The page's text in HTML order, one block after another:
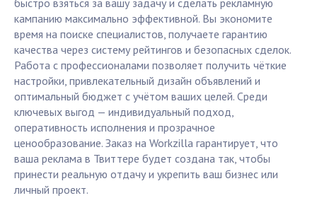
быстро взяться за вашу задачу и сделать рекламную
кампанию максимально эффективной. Вы экономите
время на поиске специалистов, получаете гарантию
качества через систему рейтингов и безопасных сделок.
Работа с профессионалами позволяет получить чёткие
настройки, привлекательный дизайн объявлений и
оптимальный бюджет с учётом ваших целей. Среди
ключевых выгод — индивидуальный подход,
оперативность исполнения и прозрачное
ценообразование. Заказ на Workzilla гарантирует, что
ваша реклама в Твиттере будет создана так, чтобы
принести реальную отдачу и укрепить ваш бизнес или
личный проект.